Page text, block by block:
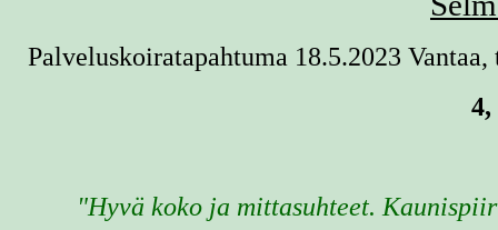
Palveluskoiratapahtuma 18.5.2023
"Hyvä koko ja mittasuhteet.